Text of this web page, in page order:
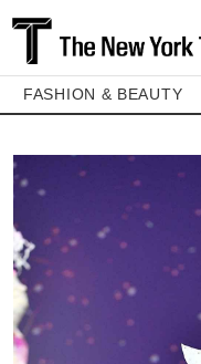
FASHION & BEAUTY